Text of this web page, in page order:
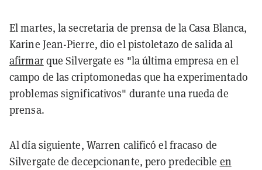
El martes, la secretaria de prensa de la Casa Blanca,
Karine Jean-Pierre, dio el pistoletazo de salida al
afirmarque Silvergate es "la última empresa en el
campo de las criptomonedas que ha experimentado
problemas significativos" durante una rueda de
prensa.
Al día siguiente, Warren calificó el fracaso de
Silvergate de decepcionante, pero predecible en